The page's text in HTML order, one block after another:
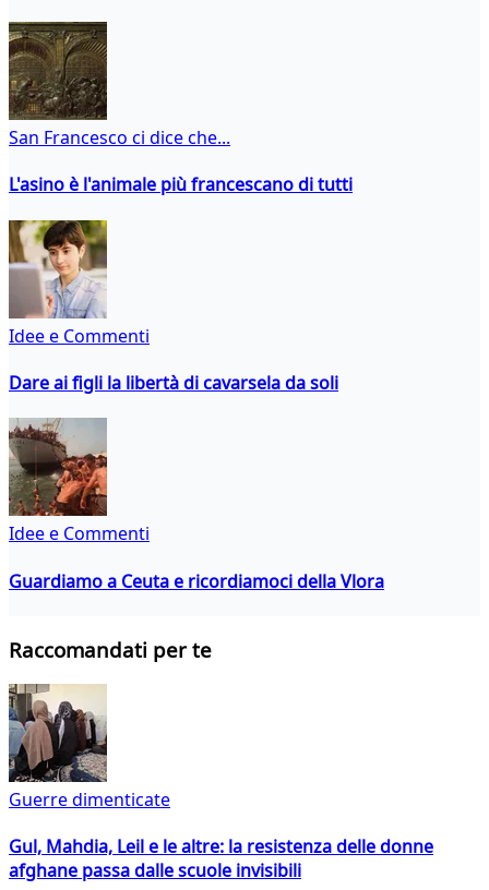
San Francesco ci dice che...
L'asino è l'animale più francescano di tutti
Idee e Commenti
Dare ai figli la libertà di cavarsela da soli
Idee e Commenti
Guardiamo a Ceuta e ricordiamoci della Vlora
Raccomandati per te
Guerre dimenticate
Gul, Mahdia, Leil e le altre: la resistenza delle donne
afghane passa dalle scuole invisibili